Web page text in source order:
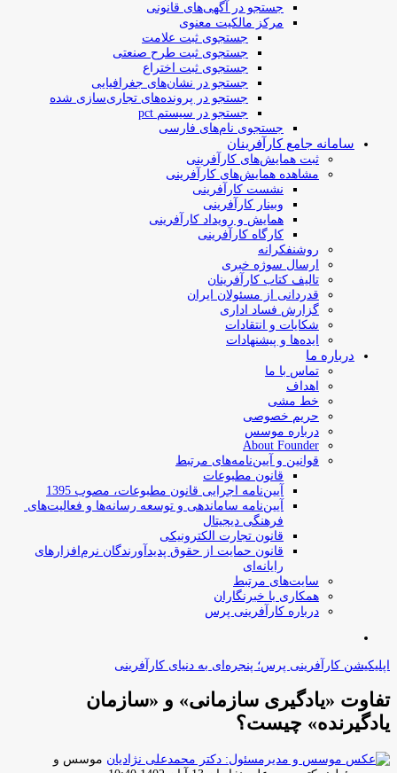
جستجو در آگهی‌های قانونی
مرکز مالکیت معنوی
جستجوی ثبت علامت
جستجوی ثبت طرح صنعتی
جستجوی ثبت اختراع
جستجو در نشان‌های جغرافیایی
جستجو در پرونده‌های تجاری‌سازی شده
جستجو در سیستم pct
جستجوی نام‌های فارسی
سامانه جامع کارآفرینان
ثبت همایش‌های کارآفرینی
مشاهده همایش‌های کارآفرینی
نشست کارآفرینی
وبینار کارآفرینی
همایش و رویداد کارآفرینی
کارگاه کارآفرینی
روشنفکرانه
ارسال سوژه‌ خبری
تالیف کتاب کارآفرینان
قدردانی از مسئولان ایران
گزارش فساد اداری
شکایات و انتقادات
ایده‌ها و پیشنهادات
درباره ما
تماس با ما
اهداف
خط مشی
حریم خصوصی
درباره موسس
About Founder
قوانین و آیین‌نامه‌های مرتبط
‌قانون مطبوعات
آیین‌نامه اجرایی قانون مطبوعات، مصوب 1395
آیین‌نامه سامان­دهی و توسعه رسانه­‌ها و فعالیت‌­های
فرهنگی دیجیتال
قانون تجارت الکترونیکی
قانون حمایت از حقوق پدیدآورندگان نرم‌افزارهای
رایانه‌ای
سایت‌های مرتبط
همکاری با خبرنگاران
درباره کارآفرینی پرس
اپلیکیشن کارآفرینی پرس؛ پنجره‌ای به دنیای کارآفرینی
تفاوت «یادگیری سازمانی» و «سازمان
یادگیرنده» چیست؟
موسس و